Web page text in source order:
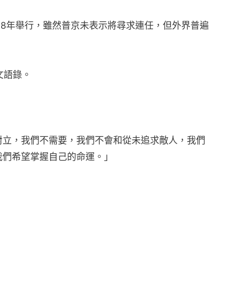
年舉行，雖然普京未表示將尋求連任，但外界普遍
錄。
立，我們不需要，我們不會和從未追求敵人，我們
希望掌握自己的命運。」